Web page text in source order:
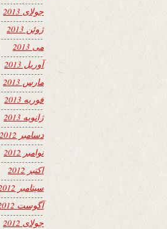
جولای 2013
ژوئن 2013
می 2013
آوریل 2013
مارس 2013
فوریه 2013
ژانویه 2013
دسامبر 2012
نوامبر 2012
اکتبر 2012
سپتامبر 2012
آگوست 2012
جولای 2012